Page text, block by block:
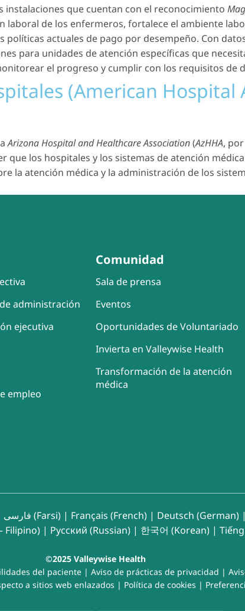
instalaciones que cuentan con el reconocimiento
laboral de los enfermeros, fortalece el ambiente
actuales de pago por desempeño. Con
para unidades de atención específicas que
el progreso y cumplir con los requisitos de
(American Hospital
Arizona Hospital and Healthcare Association(AzHHA,
los hospitales y los sistemas de atención
la atención médica y la administración de los
administración
ejecutiva
empleo
Comunidad
Sala de prensa
Eventos
Oportunidades de Voluntariado
Invierta en Valleywise Health
Transformación de la atención
médica
فارسی (Farsi) | Français (French) | Deutsch (German) |
Filipino) | Русский (Russian) | 한국어 (Korean) |
©2025 Valleywise Health
del paciente | Aviso de prácticas de privacidad |
a sitios web enlazados | Política de cookies |